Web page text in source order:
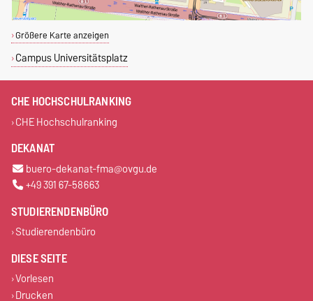
Größere Karte anzeigen
Campus Universitätsplatz
CHE HOCHSCHULRANKING
CHE Hochschulranking
DEKANAT
buero-dekanat-fma@ovgu.de
+49 391 67-58663
STUDIERENDENBÜRO
Studierendenbüro
DIESE SEITE
Vorlesen
Drucken